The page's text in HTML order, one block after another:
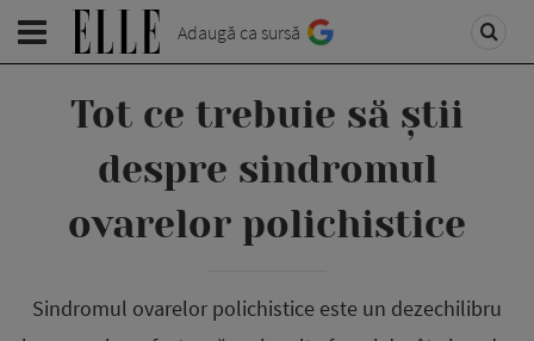
Adaugă ca sursă
Tot ce trebuie să știi
despre sindromul
ovarelor polichistice
Sindromul ovarelor polichistice este un dezechilibru